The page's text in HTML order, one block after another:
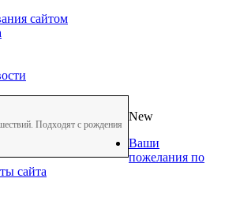
сайтом
Подходят с рождения
New
Ваши
пожелания по
сайта